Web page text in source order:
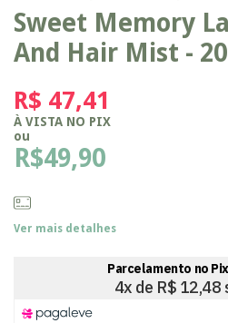
Sweet Memory
And Hair Mist -
R$ 47,41
À VISTA NO PIX
ou
R$49,90
Ver mais detalhes